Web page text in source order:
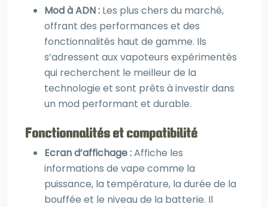
Mod à ADN : Les plus chers du marché,
offrant des performances et des
fonctionnalités haut de gamme. Ils
s’adressent aux vapoteurs expérimentés
qui recherchent le meilleur de la
technologie et sont prêts à investir dans
un mod performant et durable.
Fonctionnalités et compatibilité
Ecran d’affichage :Affiche les
informations de vape comme la
puissance, la température, la durée de la
bouffée et le niveau de la batterie. Il